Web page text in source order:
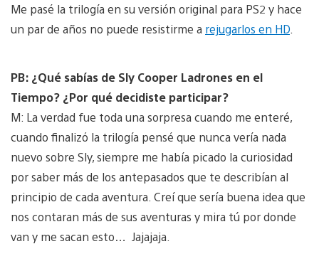
Me pasé la trilogía en su versión original para PS2 y hace
un par de años no puede resistirme a rejugarlos en HD
PB: ¿Qué sabías de Sly Cooper Ladrones en el
Tiempo? ¿Por qué decidiste participar?
M: La verdad fue toda una sorpresa cuando me enteré,
cuando finalizó la trilogía pensé que nunca vería nada
nuevo sobre Sly, siempre me había picado la curiosidad
por saber más de los antepasados que te describían al
principio de cada aventura. Creí que sería buena idea que
nos contaran más de sus aventuras y mira tú por donde
van y me sacan esto… Jajajaja.